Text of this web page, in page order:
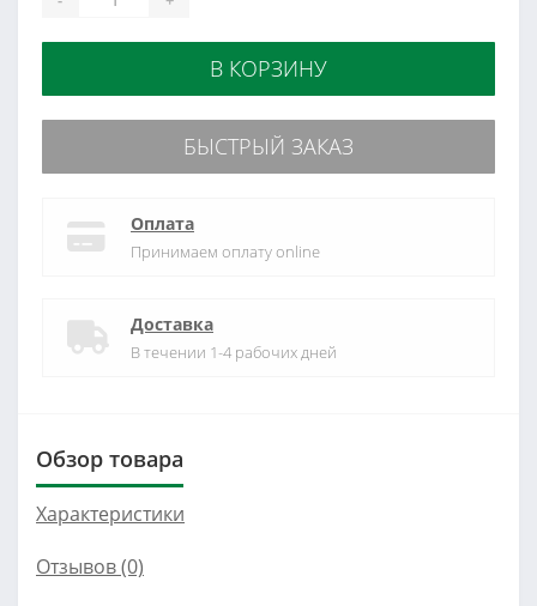
В КОРЗИНУ
БЫСТРЫЙ ЗАКАЗ
Оплата
Принимаем оплату online
Доставка
В течении 1-4 рабочих дней
Обзор товара
Характеристики
Отзывов (0)